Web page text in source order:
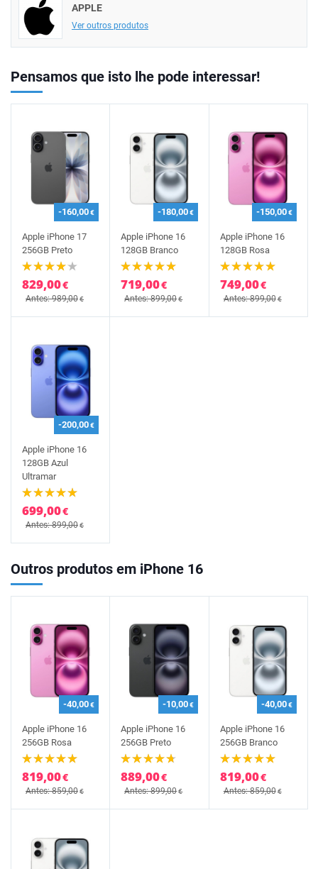
APPLE
Ver outros produtos
Pensamos que isto lhe pode interessar!
-160,00€
Apple iPhone 17
256GB Preto
829,00€
Antes: 989,00€
-180,00€
Apple iPhone 16
128GB Branco
719,00€
Antes: 899,00€
-150,00€
Apple iPhone 16
128GB Rosa
749,00€
Antes: 899,00€
-200,00€
Apple iPhone 16
128GB Azul
Ultramar
699,00€
Antes: 899,00€
Outros produtos em iPhone 16
-40,00€
Apple iPhone 16
256GB Rosa
819,00€
Antes: 859,00€
-10,00€
Apple iPhone 16
256GB Preto
889,00€
Antes: 899,00€
-40,00€
Apple iPhone 16
256GB Branco
819,00€
Antes: 859,00€